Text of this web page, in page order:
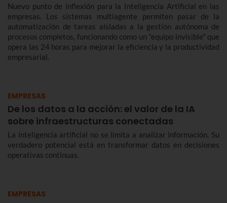
Nuevo punto de inflexión para la Inteligencia Artificial en las
empresas. Los sistemas multiagente permiten pasar de la
automatización de tareas aisladas a la gestión autónoma de
procesos completos, funcionando como un "equipo invisible" que
opera las 24 horas para mejorar la eficiencia y la productividad
empresarial.
EMPRESAS
De los datos a la acción: el valor de la IA
sobre infraestructuras conectadas
La inteligencia artificial no se limita a analizar información. Su
verdadero potencial está en transformar datos en decisiones
operativas continuas.
EMPRESAS